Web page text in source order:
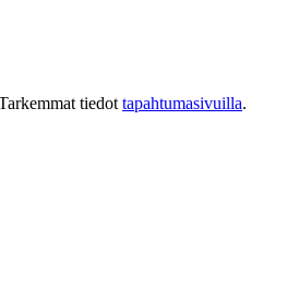
tiedot tapahtumasivuilla.